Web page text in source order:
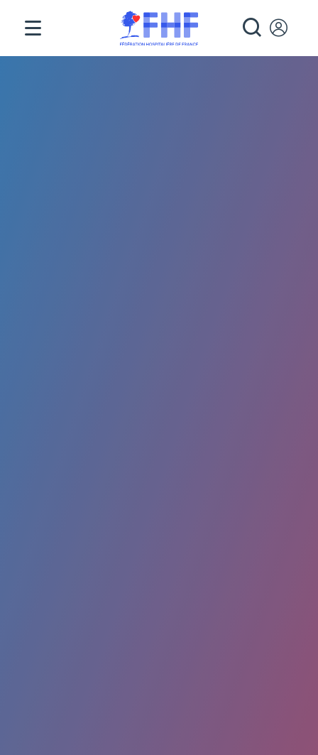
Panneau de gestion des cookies